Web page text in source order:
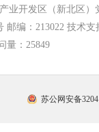
市外事办 市生态
业开发区（新北区）
编：213022 技术支
量： 25849
苏公网安备